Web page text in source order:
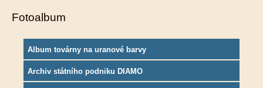
Fotoalbum
Album továrny na uranové barvy
Archiv státního podniku DIAMO